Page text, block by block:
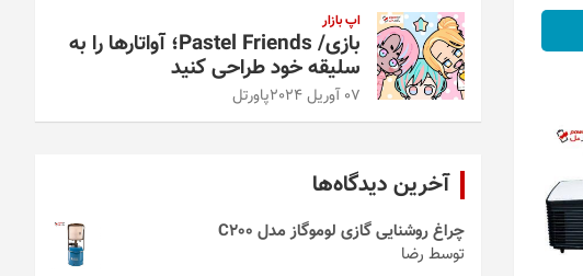
اپ بازار
بازی/ Pastel Friends؛ آواتارها را به
سلیقه خود طراحی کنید
07 آوریل 2024 پاورتل
آخرین دیدگاه‌ها
چراغ روشنایی گازی لوموگاز مدل C200
توسط رضا